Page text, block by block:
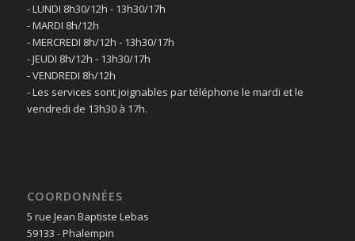
- LUNDI 8h30/12h - 13h30/17h
- MARDI 8h/12h
- MERCREDI 8h/12h - 13h30/17h
- JEUDI 8h/12h - 13h30/17h
- VENDREDI 8h/12h
- Les services sont joignables par téléphone le mardi et le
vendredi de 13h30 à 17h.
COORDONNÉES
5 rue Jean Baptiste Lebas
59133 - Phalempin